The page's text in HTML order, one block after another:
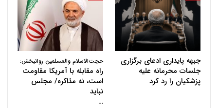
جبهه پایداری ادعای برگزاری
جلسات محرمانه علیه
پزشکیان را رد کرد
حجت‌الاسلام والمسلمین روانبخش:
راه مقابله با آمریکا مقاومت
است، نه مذاکره/ مجلس
نباید
…